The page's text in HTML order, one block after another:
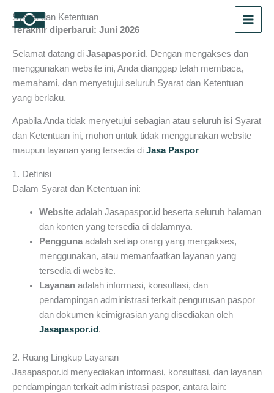
content
Syarat dan Ketentuan
Terakhir diperbarui: Juni 2026
Selamat datang di Jasapaspor.id. Dengan mengakses dan
menggunakan website ini, Anda dianggap telah membaca,
memahami, dan menyetujui seluruh Syarat dan Ketentuan
yang berlaku.
Apabila Anda tidak menyetujui sebagian atau seluruh isi Syarat
dan Ketentuan ini, mohon untuk tidak menggunakan website
maupun layanan yang tersedia di Jasa Paspor
1. Definisi
Dalam Syarat dan Ketentuan ini:
Websiteadalah Jasapaspor.id beserta seluruh halaman
dan konten yang tersedia di dalamnya.
Penggunaadalah setiap orang yang mengakses,
menggunakan, atau memanfaatkan layanan yang
tersedia di website.
Layananadalah informasi, konsultasi, dan
pendampingan administrasi terkait pengurusan paspor
dan dokumen keimigrasian yang disediakan oleh
Jasapaspor.id.
2. Ruang Lingkup Layanan
Jasapaspor.id menyediakan informasi, konsultasi, dan layanan
pendampingan terkait administrasi paspor, antara lain: